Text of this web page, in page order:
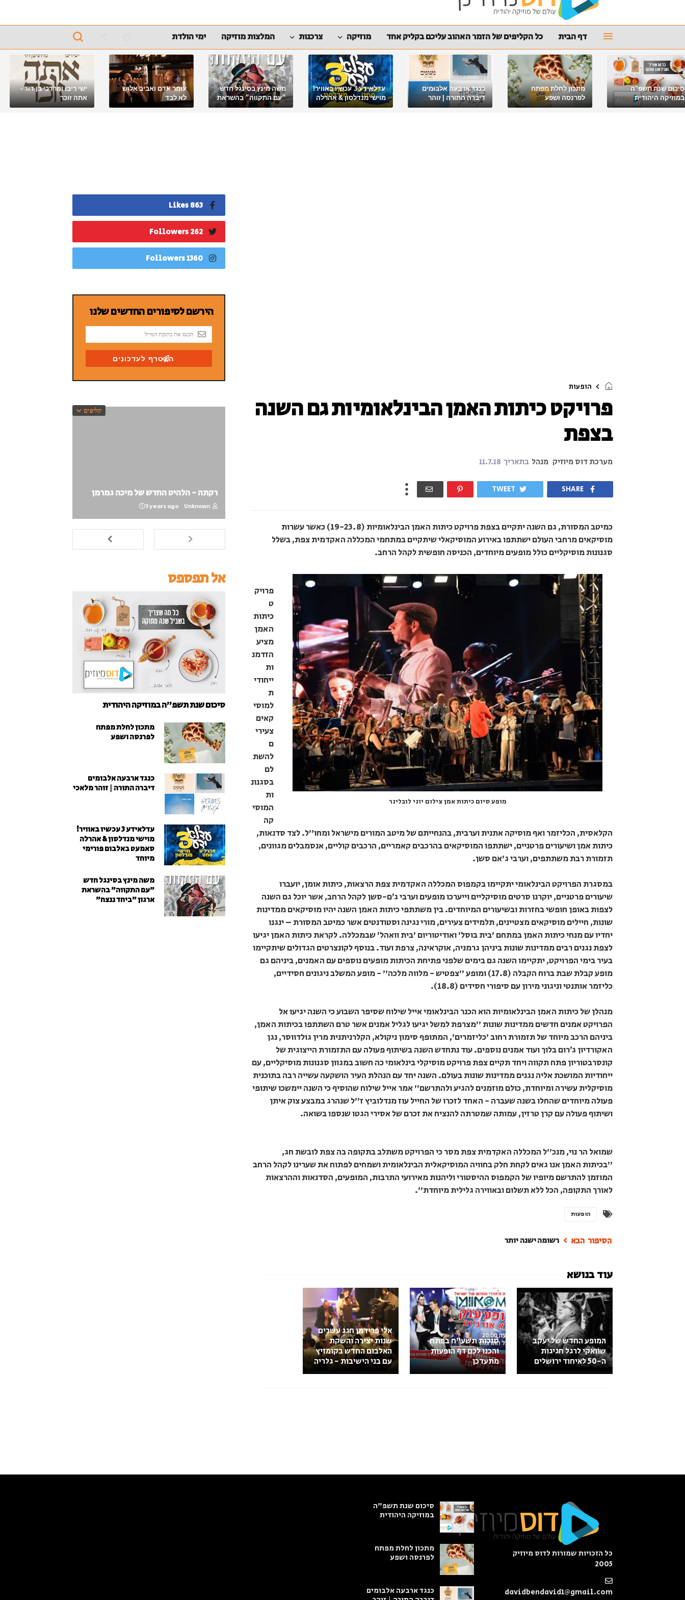
דף הבית כל הקליפים של הזמר האהוב עליכם בקליק אחד מוזיקה צרכנות המלצות מוזיקה ימי הולדת
סיכום שנת תשפ"ה
במוזיקה היהודית
מתכון לחלת מפתח
לפרנסה ושפע
כנגד ארבעה אלבומים
דיברה התורה | זוהר
מלאכי
עדלאידע 3 עכשיו באוויר!
מוישי מנדלסון & אהרלה
סאמעט באלבום פורימי
משה מינץ בסינגל חדש
״עם התקווה״ בהשראת
ארגון "ביחד ננצח"
עומר אדם ואביב אלוש
לא לבד
ישי ריבו ומרדכי בן דוד -
אתה זוכר
הופעות
פרויקט כיתות האמן הבינלאומיות גם השנה
בצפת
מערכת דוס מיוזיק מנהל בתאריך 11.7.18
SHARE
TWEET
כמיטב המסורת, גם השנה יתקיים בצפת פרויקט כיתות האמן הבינלאומיות (19-23.8) כאשר עשרות
מוסיקאים מרחבי העולם ישתתפו באירוע המוסיקאלי שיתקיים במתחמי המכללה האקדמית צפת, בשלל
סגנונות מוסיקליים כולל מופעים מיוחדים, הכניסה חופשית לקהל הרחב.
מופע סיום כיתות אמן צילום יוני לובלינר
פרויק
ט
כיתות
האמן
מציע
הזדמנ
ות
ייחודי
ת
למוסי
קאים
צעירי
ם
להשת
לם
בסגנונ
ות
המוסי
קה
הקלאסית, הכליזמר ואף מוסיקה אתנית וערבית, בהנחייתם של מיטב המורים מישראל ומחו"ל. לצד סדנאות,
כיתות אמן ושיעורים פרטניים, ישתתפו המוסיקאים בהרכבים קאמריים, הרכבים קוליים, אנסמבלים מגוונים,
תזמורת רבת משתתפים, וערבי ג'אם סשן.
במסגרת הפרויקט הבינלאומי יתקיימו בקמפוס המכללה האקדמית צפת הרצאות, כיתות אומן, יועברו
שיעורים פרטניים, יוקרנו סרטים מוסיקליים וייערכו מופעים וערבי ג׳ם-סשן לקהל הרחב, אשר יוכל גם השנה
לצפות באופן חופשי בחזרות ובשיעורים המיוחדים. בין משתתפי כיתות האמן השנה יהיו מוסיקאים ממדינות
שונות, חיילים מוסיקאים מצטיינים, תלמידים צעירים, מורי נגינה וסטודנטים אשר כמיטב המסורת – ינגנו
יחדיו עם מנחי כיתות האמן במתחם 'בית בוסל' ואודיטוריום 'בית וואהל' שבמכללה. לקראת כיתות האמן יגיעו
לצפת נגנים רבים ממדינות שונות ביניהן גרמניה, אוקראינה, צרפת ועוד. בנוסף לקונצרטים הגדולים שיתקיימו
בעיר בימי הפרויקט, יתקיימו השנה גם בימים שלפני פתיחת הכיתות מופעים נוספים עם האמנים, ביניהם גם
מופע קבלת שבת ברוח הקבלה (17.8) ומופע "צפטיש - מלווה מלכה" - מופע המשלב ניגונים חסידיים,
כליזמר אותנטי וניגוני מירון עם סיפורי חסידים (18.8).
מנהלן של כיתות האמן הבינלאומיות הוא הכנר הבינלאומי אייל שילוח שסיפר השבוע כי השנה יגיעו אל
הפרויקט אמנים חדשים ממדינות שונות "מצרפת למשל יגיעו לגליל אמנים אשר טרם השתתפו בכיתות האמן,
ביניהם הרכב מיוחד של תזמורת רחוב 'כליזמרים', המתופף סימון ניקולא, הקלרניתנית מרין גולדווסר, נגן
האקורדיון ג׳רום בלוך ועוד אמנים נוספים. עוד נתחדש השנה בשיתוף פעולה עם התזמורת הייצוגית של
קונסרבטוריון פתח תקווה ויחד תקיים צפת פרויקט מוסיקלי בינלאומי כה חשוב במגוון סגנונות מוסיקליים, עם
ייחודיות המושכת אליה נגנים ממדינות שונות בעולם. השנה יחד עם הנהלת העיר הושקעה עשייה רבה בתוכנית
מוסיקלית עשירה ומיוחדת, כולם מוזמנים להגיע ולהתרשם" אמר אייל שילוח שהוסיף כי השנה יימשכו שיתופי
פעולה מיוחדים שהחלו בשנה שעברה - האחד לזכרו של החייל עוז מנדלוביץ ז"ל שנהרג במבצע צוק איתן
ושיתוף פעולה עם קרן טרזין, עמותה שמטרתה להנציח את זכרם של אסירי הגטו שנספו בשואה.
שמואל הר נוי, מנכ"ל המכללה האקדמית צפת מסר כי הפרויקט משתלב בתקופה בה צפת לובשת חג,
"בכיתות האמן אנו גאים לקחת חלק בחוויה המוסיקאלית הבינלאומית ושמחים לפתוח את שערינו לקהל הרחב
המוזמן להתרשם מיופיו של הקמפוס ההיסטורי וליהנות מאירועי התרבות, המופעים, הסדנאות וההרצאות
לאורך התקופה, הכל ללא תשלום ובאווירה גלילית מיוחדת".
הופעות
רשומה ישנה יותר
המופע החדש של יעקב
שוואקי לרגל חגיגות
ה-50 לאיחוד ירושלים
סוכות תשע"ח בפתח
והכנו לכם דף הופעות
מתעדכן
אלי פרידמן חגג עשרים
שנות יצירה והשקת
האלבום החדש בקומזיץ
עם בני הישיבות - גלריה
863 Likes
262 Followers
1360 Followers
קליפים
רקתה - הלהיט החדש של מיכה גמרמן
Unknown
3 years ago
אל תפספס
סיכום שנת תשפ"ה במוזיקה היהודית
מתכון לחלת מפתח
לפרנסה ושפע
כנגד ארבעה אלבומים
דיברה התורה | זוהר מלאכי
עדלאידע 3 עכשיו באוויר!
מוישי מנדלסון & אהרלה
סאמעט באלבום פורימי
מיוחד
משה מינץ בסינגל חדש
״עם התקווה״ בהשראת
ארגון "ביחד ננצח"
כל הזכויות שמורות לדוס מיוזיק
2005
davidbendavid1@gmail.com
סיכום שנת תשפ"ה
במוזיקה היהודית
מתכון לחלת מפתח
לפרנסה ושפע
כנגד ארבעה אלבומים